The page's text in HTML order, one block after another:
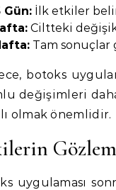
Gün: İlk etkiler
Ciltteki
Tam sonuçlar
botoks
değişimleri
olmak önemlidir.
uygulaması